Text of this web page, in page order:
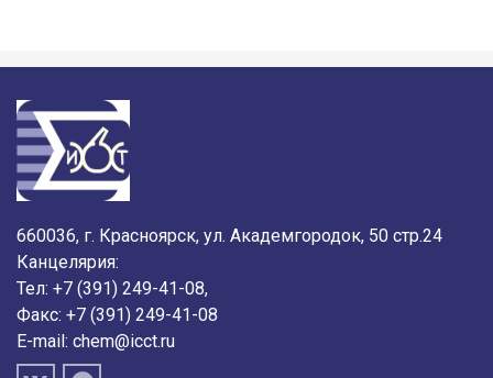
660036, г. Красноярск, ул. Академгородок, 50 стр.24
Канцелярия:
Тел: +7 (391) 249-41-08,
Факс: +7 (391) 249-41-08
E-mail: chem@icct.ru